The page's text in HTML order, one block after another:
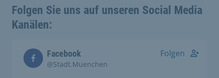
Folgen Sie uns auf unseren Social Media
Kanälen:
Facebook
@Stadt.Muenchen
Folgen